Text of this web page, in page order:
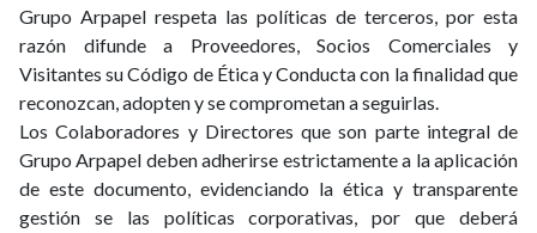
Grupo Arpapel respeta las políticas de terceros, por esta
razón difunde a Proveedores, Socios Comerciales y
Visitantes su Código de Ética y Conducta con la finalidad que
reconozcan, adopten y se comprometan a seguirlas.
Los Colaboradores y Directores que son parte integral de
Grupo Arpapel deben adherirse estrictamente a la aplicación
de este documento, evidenciando la ética y transparente
gestión se las políticas corporativas, por que deberá